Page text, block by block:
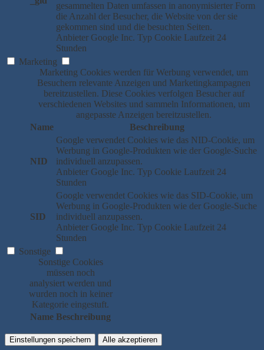
gesammelten Daten umfassen in anonymisierter Form
die Anzahl der Besucher, die Website von der sie
gekommen sind und die besuchten Seiten.
Anbieter Google Inc. Typ Cookie Laufzeit 24
Stunden
Marketing
Marketing Cookies werden für Werbung verwendet, um
Besuchern relevante Anzeigen und Marketingkampagnen
bereitzustellen. Diese Cookies verfolgen Besucher auf
verschiedenen Websites und sammeln Informationen, um
angepasste Anzeigen bereitzustellen.
Name
Beschreibung
NID
Google verwendet Cookies wie das NID-Cookie, um
Werbung in Google-Produkten wie der Google-Suche
individuell anzupassen.
Anbieter Google Inc. Typ Cookie Laufzeit 24
Stunden
SID
Google verwendet Cookies wie das SID-Cookie, um
Werbung in Google-Produkten wie der Google-Suche
individuell anzupassen.
Anbieter Google Inc. Typ Cookie Laufzeit 24
Stunden
Sonstige
Sonstige Cookies
müssen noch
analysiert werden und
wurden noch in keiner
Kategorie eingestuft.
Name Beschreibung
Einstellungen speichern Alle akzeptieren